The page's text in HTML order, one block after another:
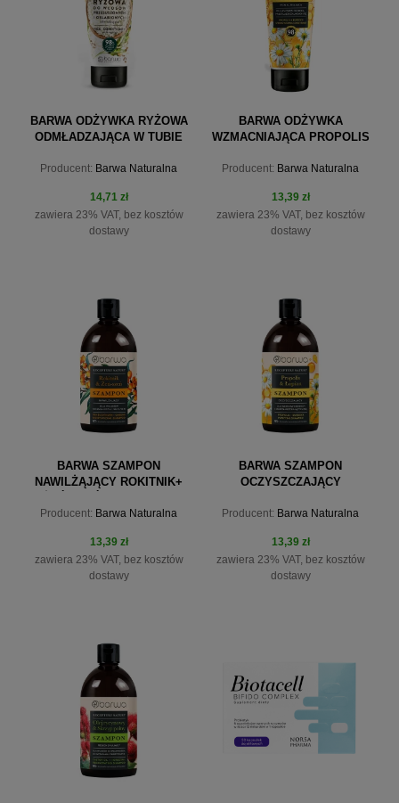
BARWA ODŻYWKA RYŻOWA
ODMŁADZAJĄCA W TUBIE
Producent: Barwa Naturalna
14,71 zł
zawiera 23% VAT, bez kosztów
dostawy
do koszyka
BARWA ODŻYWKA
WZMACNIAJĄCA PROPOLIS
NATURY 200ML
Producent: Barwa Naturalna
13,39 zł
zawiera 23% VAT, bez kosztów
dostawy
do koszyka
BARWA SZAMPON
NAWILŻĄJĄCY ROKITNIK+
NATURY 380ML
Producent: Barwa Naturalna
13,39 zł
zawiera 23% VAT, bez kosztów
dostawy
do koszyka
BARWA SZAMPON
OCZYSZCZAJĄCY
RECEPTURY NATURY 380ML
Producent: Barwa Naturalna
13,39 zł
zawiera 23% VAT, bez kosztów
dostawy
do koszyka